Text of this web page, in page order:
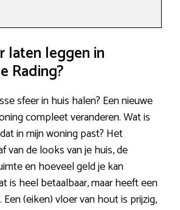
laten leggen in
Rading?
sfeer in huis halen? Een nieuwe
compleet veranderen. Wat is
in mijn woning past? Het
van de looks van je huis, de
en hoeveel geld je kan
is heel betaalbaar, maar heeft een
(eiken) vloer van hout is prijzig,